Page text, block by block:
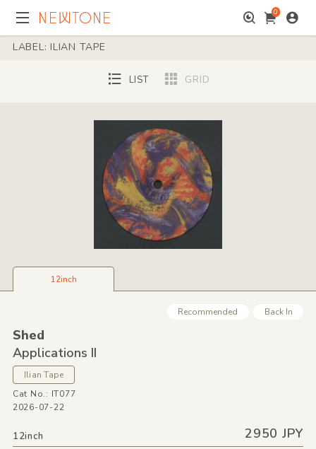
0
LABEL: ILIAN TAPE
LIST GRID
12inch
Recommended Back In
Shed
Applications II
Ilian Tape
Cat No.: IT077
2026-07-22
12inch 2950 JPY